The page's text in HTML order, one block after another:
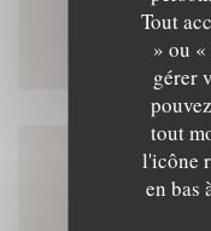
Tout
» ou
gérer
tout
l'icône
en bas